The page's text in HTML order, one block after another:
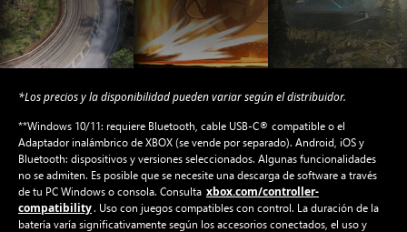
*Los precios y la disponibilidad pueden variar según el distribuidor.
**Windows 10/11: requiere Bluetooth, cable USB-C® compatible o el
Adaptador inalámbrico de XBOX (se vende por separado). Android, iOS y
Bluetooth: dispositivos y versiones seleccionados. Algunas funcionalidades
no se admiten. Es posible que se necesite una descarga de software a través
de tu PC Windows o consola. Consulta xbox.com/controller-
compatibility. Uso con juegos compatibles con control. La duración de la
batería varía significativamente según los accesorios conectados, el uso y